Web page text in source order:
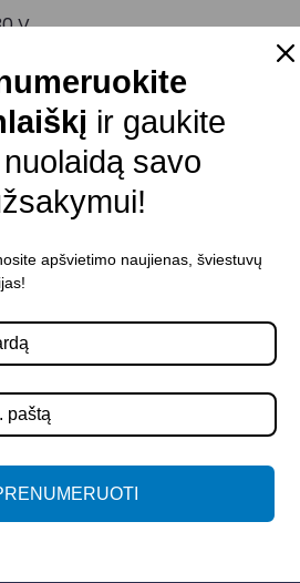
V
mm
Balta/Žalsva/Mėlyna
IP20
– 30 d. d.
ir gaukite
savo
apšvietimo naujienas, šviestuvų